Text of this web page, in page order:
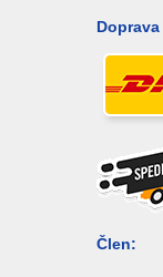
Doprava
Člen: